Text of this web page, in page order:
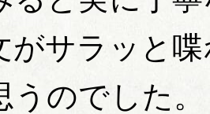
がサラッと
のでした。